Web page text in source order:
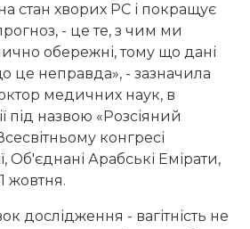
стан хворих РС і покращує
- це те, з чим ми
обережні, тому що дані
це неправда», - зазначила
медичних наук, в
під назвою «Розсіяний
конгресі
Об'єднані Арабські Емірати,
жовтня.
дослідження - вагітність не